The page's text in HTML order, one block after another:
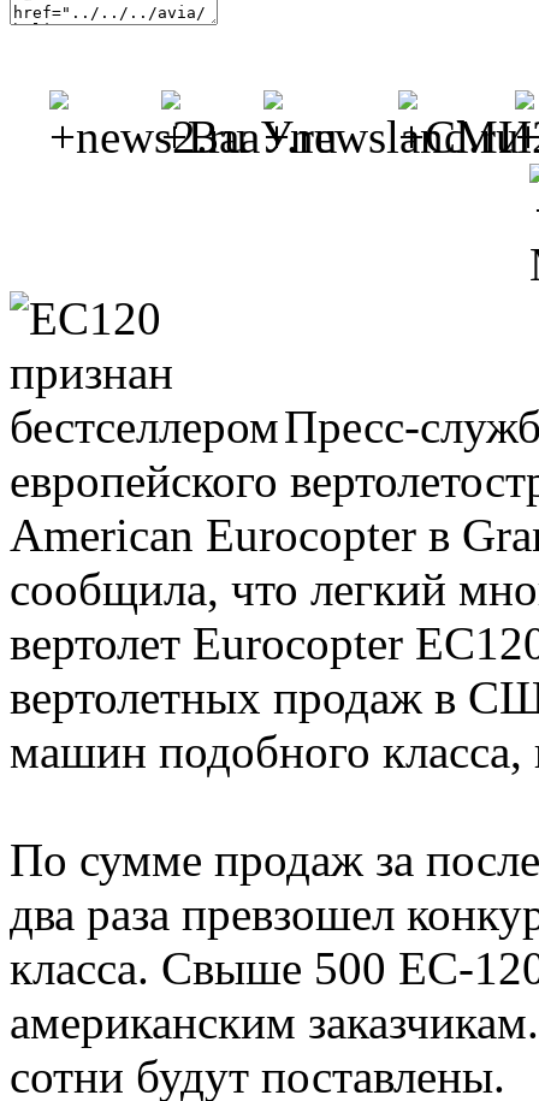
Пресс-
европейского
American Eurocopter в
сообщила, что легкий
вертолет Eurocopter
вертолетных продаж в
машин подобного
По сумме продаж за
два раза превзошел
класса. Свыше 500 ЕС-
американским
сотни будут поставлены.